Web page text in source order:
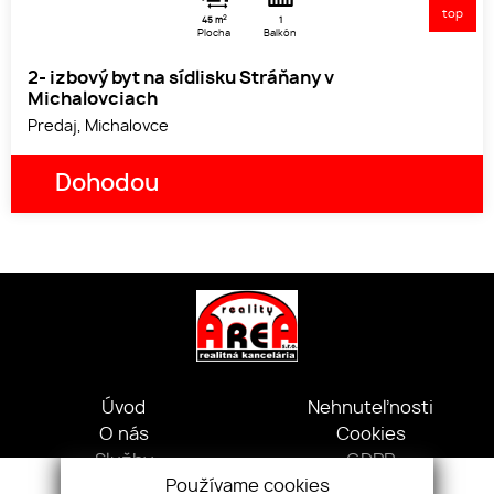
45 m2
Plocha
1
Balkón
2- izbový byt na sídlisku Stráňany v
Michalovciach
Predaj, Michalovce
Dohodou
top
Úvod
O nás
Služby
Nehnuteľnosti
Cookies
GDPR
Používame cookies